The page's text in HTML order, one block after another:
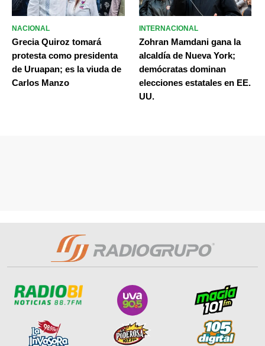
NACIONAL
Grecia Quiroz tomará
protesta como presidenta
de Uruapan; es la viuda de
Carlos Manzo
INTERNACIONAL
Zohran Mamdani gana la
alcaldía de Nueva York;
demócratas dominan
elecciones estatales en EE.
UU.